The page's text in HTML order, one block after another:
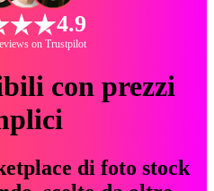
4.9
on Trustpilot
con prezzi
di foto stock